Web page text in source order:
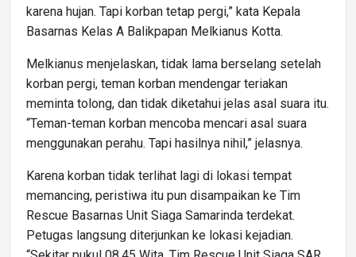
karena hujan. Tapi korban tetap pergi,” kata Kepala
Basarnas Kelas A Balikpapan Melkianus Kotta.
Melkianus menjelaskan, tidak lama berselang setelah
korban pergi, teman korban mendengar teriakan
meminta tolong, dan tidak diketahui jelas asal suara itu.
“Teman-teman korban mencoba mencari asal suara
menggunakan perahu. Tapi hasilnya nihil,” jelasnya.
Karena korban tidak terlihat lagi di lokasi tempat
memancing, peristiwa itu pun disampaikan ke Tim
Rescue Basarnas Unit Siaga Samarinda terdekat.
Petugas langsung diterjunkan ke lokasi kejadian.